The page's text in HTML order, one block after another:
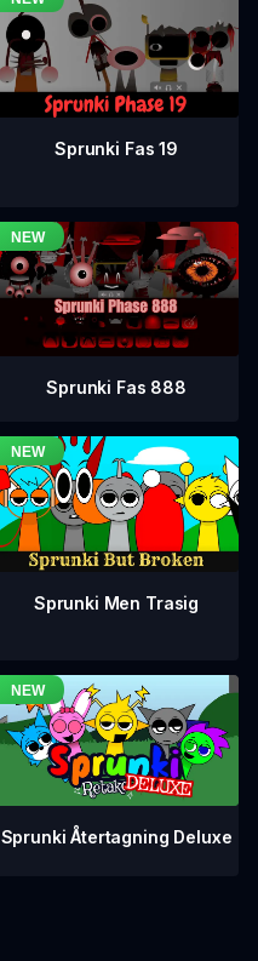
Sprunki Fas 19
Sprunki Fas 888
Sprunki Men Trasig
Sprunki Återtagning Deluxe